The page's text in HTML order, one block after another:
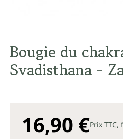
Bougie du
Svadisthana -
16,90 €Prix